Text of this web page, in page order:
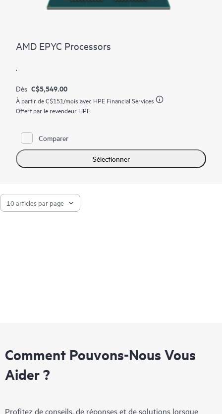
AMD EPYC Processors
.
Dès C$5,549.00
À partir deC$151/mois avec HPE Financial Services
Offert par le revendeur HPE
Comparer
Sélectionner
Comment Pouvons-Nous Vous
Aider ?
Profitez de conseils, de réponses et de solutions lorsque